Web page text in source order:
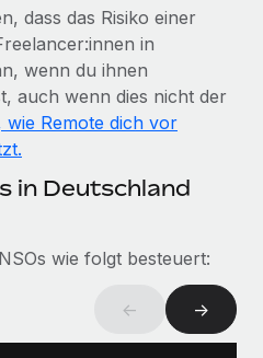
dass das Risiko einer
in
wenn du ihnen
auch wenn dies nicht der
wie Remote dich vor
in Deutschland
wie folgt besteuert:
← →